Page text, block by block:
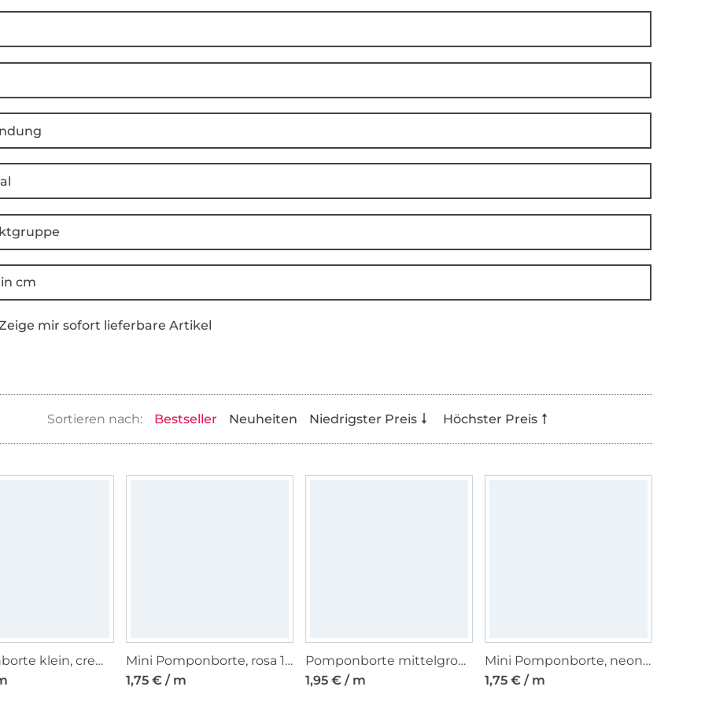
cm
mir sofort lieferbare Artikel
Bestseller Neuheiten Niedrigster Preis Höchster Preis
Pomponborte klein, creme
Mini Pomponborte, rosa 10 mm
1,75 € / m
Pomponborte mittelgroß, pink 20 mm
1,95 € / m
Mini Pomponborte, neongelb 10 mm
1,75 € / m